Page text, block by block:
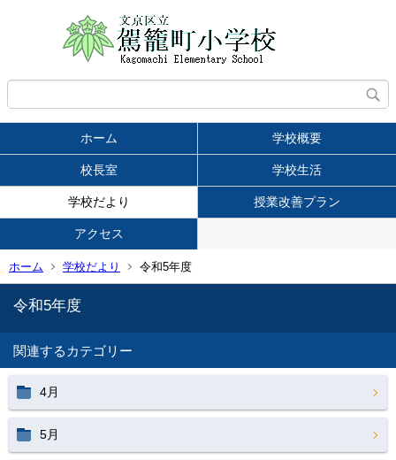
ホーム 学校概要
校長室 学校生活
学校だより 授業改善プラン
アクセス
ホーム 学校だより 令和5年度
令和5年度
関連するカテゴリー
4月
5月